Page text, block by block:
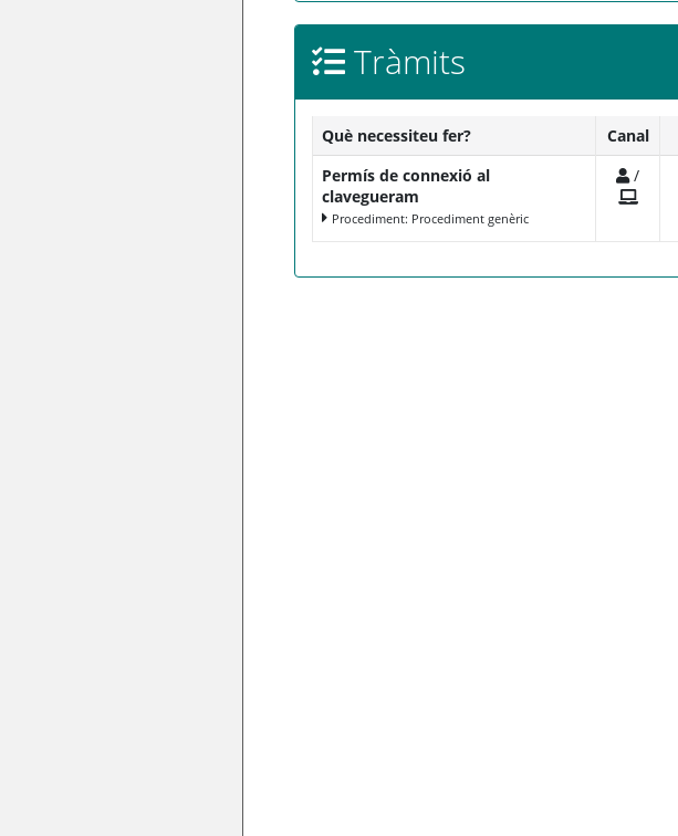
Tràmits
Què necessiteu fer? Canal
Permís de connexió al
clavegueram
Procediment: Procediment genèric
/